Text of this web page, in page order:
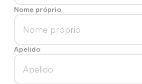
Nome próprio
Apelido